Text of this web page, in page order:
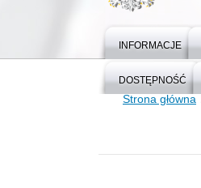
INFORMACJE
DOSTĘPNOŚĆ
Strona główna